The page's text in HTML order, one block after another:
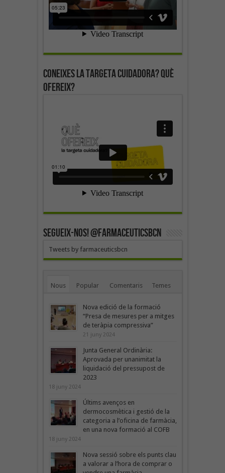
Coneixes la targeta cuidadora? Què
ofereix?
SEGUEIX-NOS! @farmaceuticsbcn
Tweets by farmaceuticsbcn
Nous Popular Comentaris Temes
Nova edició de la formació
“Presa de mesures per a mitges
de teràpia compressiva”
21 juny 2024
Junta General Ordinària:
Aprovada per unanimitat la
liquidació del pressupost de
2023
18 juny 2024
Últims avenços en
dermocosmètica i gestió de la
categoria a l’oficina de farmàcia,
en una nova formació al COFB
18 juny 2024
Nova sessió sobre els punts clau
a valorar a l’hora de comprar o